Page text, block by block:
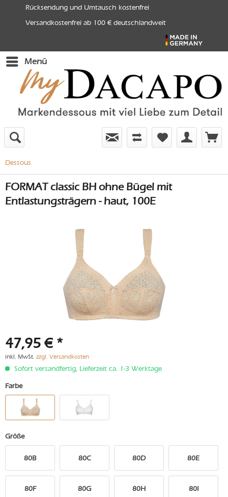
Rücksendung und Umtausch kostenfrei
Versandkostenfrei ab 100 € deutschlandweit
Menü
Dessous
FORMAT classic BH ohne Bügel mit
Entlastungsträgern - haut, 100E
47,95 € *
inkl. MwSt. zzgl. Versandkosten
Sofort versandfertig, Lieferzeit ca. 1-3 Werktage
Farbe
Größe
80B 80C 80D 80E
80F 80G 80H 80I